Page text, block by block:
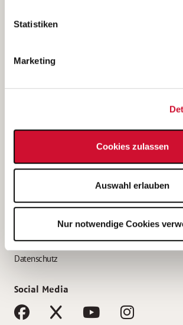
unsererDatenschutzerklärung
Statistiken
Marketing
Cookies zulassen
Auswahl erlauben
Nur notwendige Cookies
(Ein Tochterunternehmen des AWO
e.V.)
Bewerbung als Altenpflegehelfer*in
Bewerbung als Erzieher*in
AWO Gliederungen nach Bundesland
Impressum
Datenschutz
Social Media